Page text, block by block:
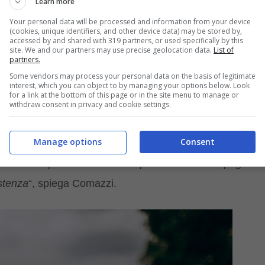
vengano
da Forza Italia. Certamente una splendida
di riposare per sempre insieme al proprio compagno
Gianluca Comazzi, si era preso l’impegno in
la parola data. “
Sulla base delle volontà
potranno essere deposte vicino alle spoglie
“, spiega Comazzi.
Your personal data will be processed and information from your device
(cookies, unique identifiers, and other device data) may be stored by,
accessed by and shared with 319 partners, or used specifically by this
site. We and our partners may use precise geolocation data. List of
partners.
Some vendors may process your personal data on the basis of legitimate
interest, which you can object to by managing your options below. Look
for a link at the bottom of this page or in the site menu to manage or
withdraw consent in privacy and cookie settings.
Consent
Manage options